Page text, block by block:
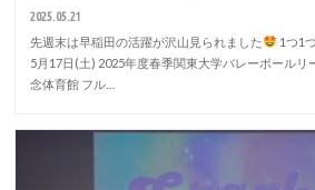
2025.05.21
先週末は早稲田の活躍が沢山見られました
1つ1
5月17日(土) 2025年度春季関東大学バレーボールリ
念体育館 フル…